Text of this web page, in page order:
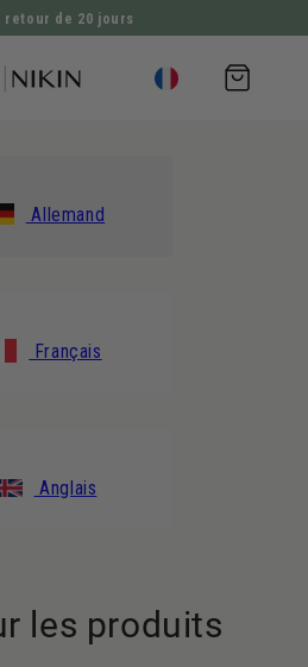
AU CONTENU
retour de 20 jours
Panier
d'achat
Allemand
Français
Anglais
les produits